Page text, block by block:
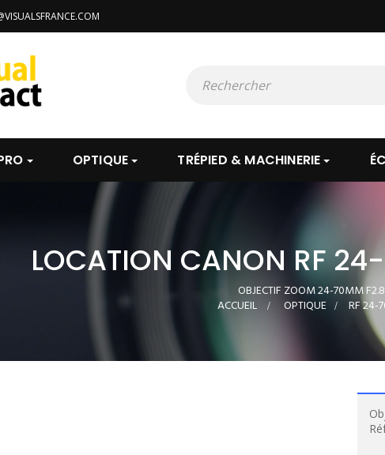
OPTIQUE TRÉPIED & MACHINERIE
LOCATION CANON RF
OBJECTIF ZOOM 24-70MM F2.8
ACCUEIL > OPTIQUE > RF 24-